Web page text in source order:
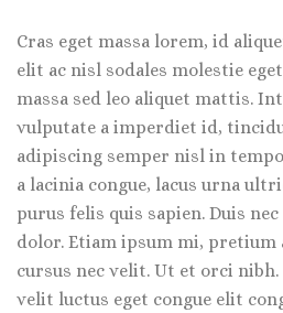
Cras eget massa lorem, id
elit ac nisl sodales molestie
massa sed leo aliquet mattis.
vulputate a imperdiet id,
adipiscing semper nisl in
a lacinia congue, lacus urna
purus felis quis sapien. Duis
dolor. Etiam ipsum mi, pretium
cursus nec velit. Ut et orci
velit luctus eget congue elit